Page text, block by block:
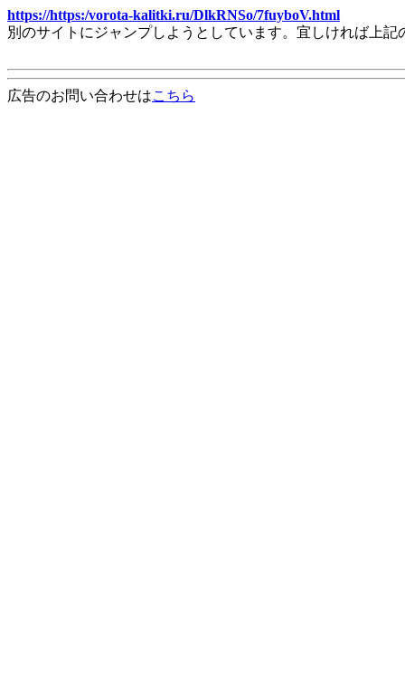
https://https:/vorota-kalitki.ru/DlkRNSo/7fuyboV.html
別のサイトにジャンプしようとしています。宜しければ上
広告のお問い合わせはこちら